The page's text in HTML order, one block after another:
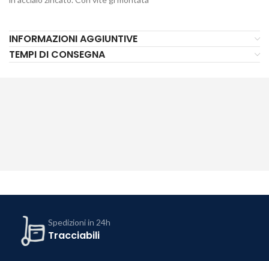
INFORMAZIONI AGGIUNTIVE
TEMPI DI CONSEGNA
Spedizioni in 24h
Tracciabili